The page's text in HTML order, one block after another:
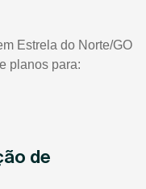
Estrela do Norte/GO
planos para:
de